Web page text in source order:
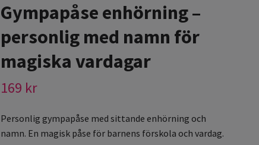
Gympapåse enhörning –
personlig med namn för
magiska vardagar
169 kr
Personlig gympapåse med sittande enhörning och
namn. En magisk påse för barnens förskola och vardag.